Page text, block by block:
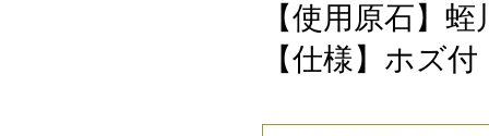
【使用原石】蛭
【仕様】ホズ付